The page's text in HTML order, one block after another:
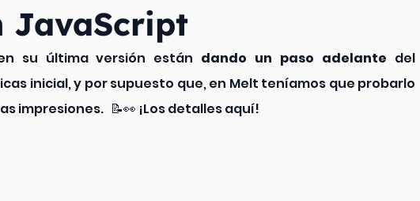
JavaScript
su última versión están dando un paso adelante del
inicial, y por supuesto que, en Melt teníamos que probarlo
impresiones.   📝👀 ¡Los detalles aquí!